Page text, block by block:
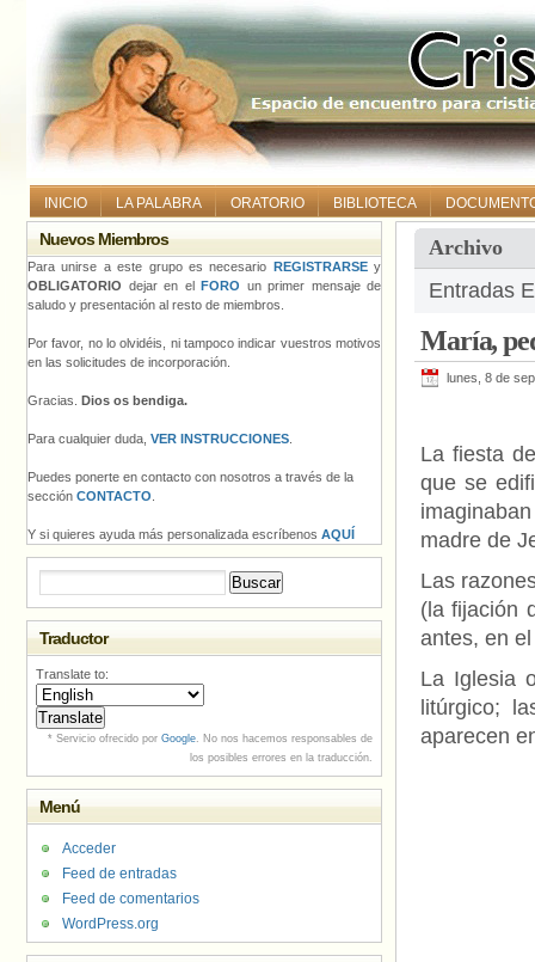
INICIO LA PALABRA ORATORIO BIBLIOTECA
Archivo
Entradas
María,
lunes, 8 de
La fiesta
que se
madre de
Las
(la fijación
antes, en
La Iglesia
litúrgico;
aparecen
Nuevos Miembros
Para unirse a este grupo es necesario REGISTRARSEy
OBLIGATORIO dejar en el FORO un primer mensaje de
saludo y presentación al resto de miembros.
Por favor, no lo olvidéis, ni tampoco indicar vuestros motivos
en las solicitudes de incorporación.
Gracias. Dios os bendiga.
Para cualquier duda, VER INSTRUCCIONES
Puedes ponerte en contacto con nosotros a través de la
sección CONTACTO
Y si quieres ayuda más personalizada escríbenos AQUÍ
Traductor
Translate to:
* Servicio ofrecido por Google. No nos hacemos responsables de
los posibles errores en la traducción.
Menú
Acceder
Feed de entradas
Feed de comentarios
WordPress.org